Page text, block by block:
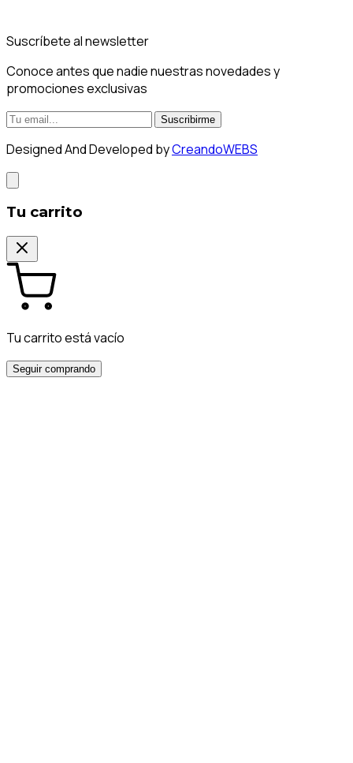
Suscríbete al newsletter
Conoce antes que nadie nuestras novedades y
promociones exclusivas
Suscribirme
Designed And Developed byCreandoWEBS
Tu carrito
Tu carrito está vacío
Seguir comprando